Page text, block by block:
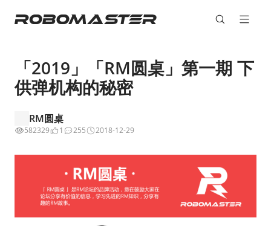
「2019」「RM圆桌」第一期 下
供弹机构的秘密
RM圆桌
582329 1 255 2018-12-29